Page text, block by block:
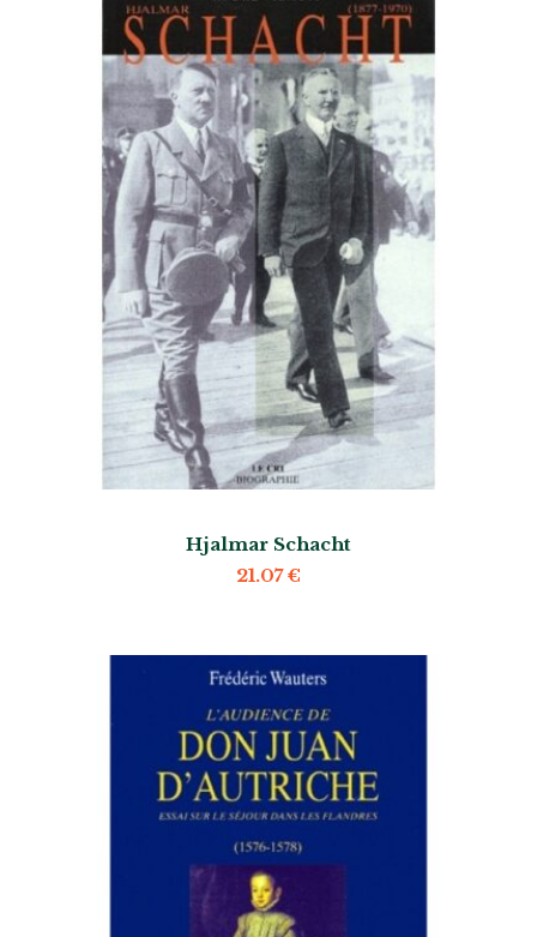
Hjalmar Schacht
21.07€